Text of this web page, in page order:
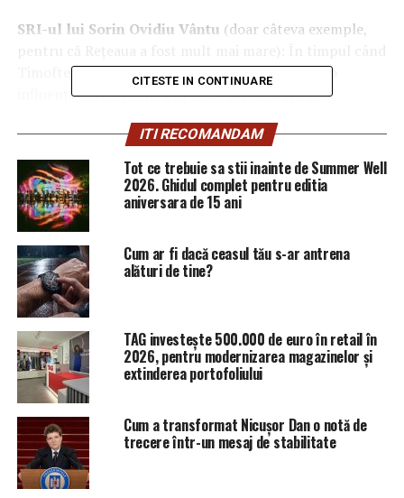
SRI-ul lui Sorin Ovidiu Vântu (doar câteva exemple,
Timofte conducea SRI, Sorin Ovidiu Vântu avea o
influenţă extraordinară în acest serviciu. Nu se
ascultările cu mandat care se făceau, dar influenţa chiar
numiri de şefi la nivel judeţean, la nivel de secţii, în SRI.
Vântu a reuşit să tragă marile tunuri sub umbrela creată
de angajaţii consilieri şi colaboratorii foste cadre ale
serviciilor de informaţii.
– Unul dintre aceştia a fost Ştefan Alexie, fost general
de securitate, fost şef al Direcţiei de Contraspionaj şi
secretar de Stat în Ministerul de Interne înainte de
decembrie 1989. Din 1990 a fost consilier al lui Sorin
Ovidiu Vântu.
– Vasile Alexoaie, fostul şef al Securităţii din Roman
după decembrie 1989, după trecerea în rezervă a
devenit preşedintele Fondului Naţional de Investiţii din
Iaşi şi director al filialei locale a firmei Gelsor.
CITESTE IN CONTINUARE
ITI RECOMANDAM
Tot ce trebuie sa stii inainte de Summer Well
2026. Ghidul complet pentru editia
aniversara de 15 ani
Cum ar fi dacă ceasul tău s-ar antrena
alături de tine?
TAG investește 500.000 de euro în retail în
2026, pentru modernizarea magazinelor și
extinderea portofoliului
Cum a transformat Nicușor Dan o notă de
trecere într-un mesaj de stabilitate